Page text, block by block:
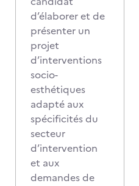
d’élaborer et de
présenter un
projet
d’interventions
socio-
esthétiques
adapté aux
spécificités du
secteur
d’intervention
et aux
demandes de